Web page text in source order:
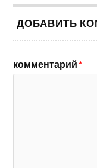
ДОБАВИТЬ
комментарий*